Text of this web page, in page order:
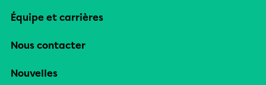
Équipe et carrières
Nous contacter
Nouvelles